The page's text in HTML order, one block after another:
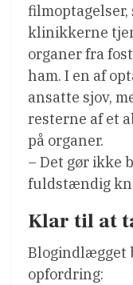
filmoptagelser,
klinikkerne
organer fra
ham. I en af
ansatte sjov,
resterne af et
på organer.
– Det gør ikke
fuldstændig
Klar til at
Blogindlægget
opfordring: